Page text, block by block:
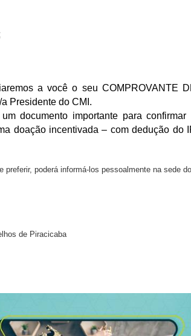
a você o seu COMPROVANTE
Presidente do CMI.
documento importante para confirmar
doação incentivada – com dedução do
poderá informá-los pessoalmente na sede do
de Piracicaba